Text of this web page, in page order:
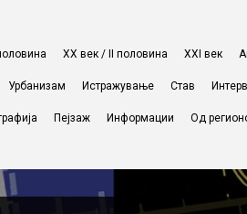
ХХ век / II половина XXI век
Урбанизам Истражување Став
Пејзаж Информации Од